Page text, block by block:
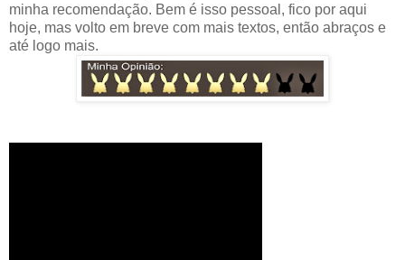
minha recomendação. Bem é isso pessoal, fico por aqui
hoje, mas volto em breve com mais textos, então abraços e
até logo mais.